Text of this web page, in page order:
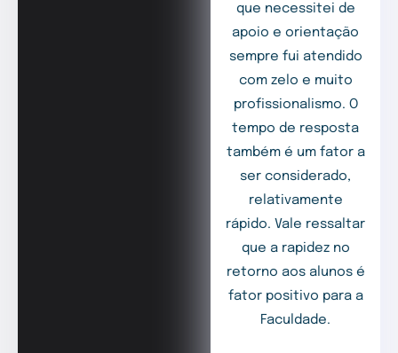
que necessitei de
apoio e orientação
sempre fui atendido
com zelo e muito
profissionalismo. O
tempo de resposta
também é um fator a
ser considerado,
relativamente
rápido. Vale ressaltar
que a rapidez no
retorno aos alunos é
fator positivo para a
Faculdade.